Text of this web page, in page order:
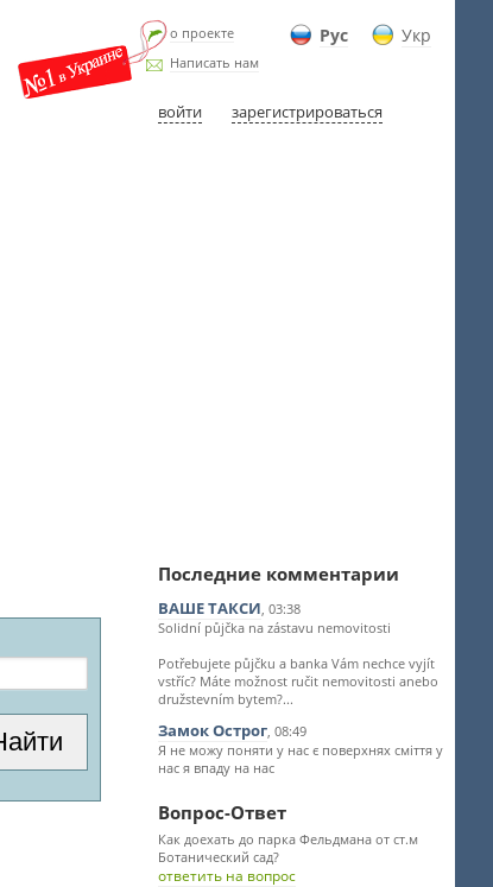
Рус Укр
о проекте
Написать нам
войти зарегистрироваться
Последние комментарии
ВАШЕ ТАКСИ, 03:38
Solidní půjčka na zástavu nemovitosti
Potřebujete půjčku a banka Vám nechce vyjít
vstříc? Máte možnost ručit nemovitosti anebo
družstevním bytem?...
Замок Острог, 08:49
Я не можу поняти у нас є поверхнях сміття у
нас я впаду на нас
Вопрос-Ответ
Как доехать до парка Фельдмана от ст.м
Ботанический сад?
ответить на вопрос